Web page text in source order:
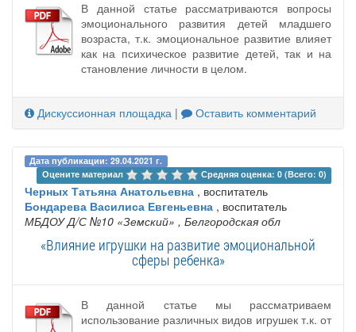
В данной статье рассматриваются вопросы
эмоционального развития детей младшего
возраста, т.к. эмоциональное развитие влияет
как на психическое развитие детей, так и на
становление личности в целом.
Дискуссионная площадка | Оставить комментарий
Дата публикации: 29.04.2021 г.
Оцените материал
Средняя оценка: 0 (Всего: 0)
Черных Татьяна Анатольевна , воспитатель
Бондарева Василиса Евгеньевна , воспитатель
МБДОУ Д/С №10 «Земский» , Белгородская обл
«Влияние игрушки на развитие эмоциональной
сферы ребенка»
В данной статье мы рассматриваем
использование различных видов игрушек т.к. от